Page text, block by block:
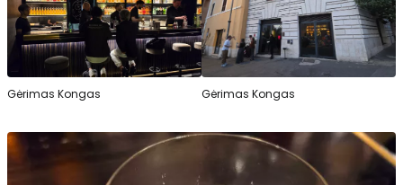
Gėrimas Kongas Gėrimas Kongas